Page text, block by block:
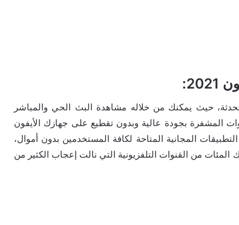
:
حيث يمكنك من خلاله مشاهدة البث الحي والمباشر
المشفرة بجودة عالية وبدون تقطيع على جهازك الأيفون
المجانية المتاحة لكافة المستخدمين بدون أموال،
من القنوات التلفزيونية التي نالت إعجاب الكثير من